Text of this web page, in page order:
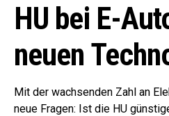
HU bei E-
neuen
Mit der wachsenden Zahl an
neue Fragen: Ist die HU